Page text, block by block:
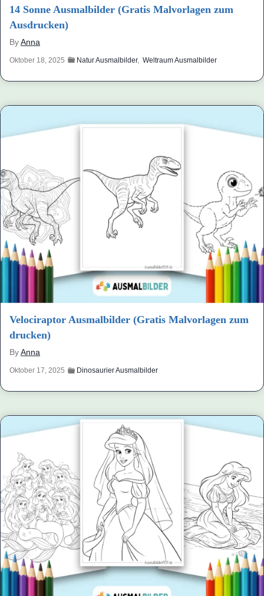
14 Sonne Ausmalbilder (Gratis Malvorlagen zum
Ausdrucken)
ByAnna
Oktober 18, 2025 Natur Ausmalbilder, Weltraum Ausmalbilder
Velociraptor Ausmalbilder (Gratis Malvorlagen zum
drucken)
ByAnna
Oktober 17, 2025 Dinosaurier Ausmalbilder